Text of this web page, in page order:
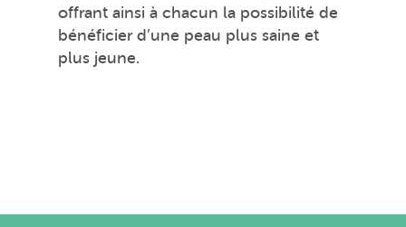
offrant ainsi à chacun la possibilité de
bénéficier d’une peau plus saine et
plus jeune.